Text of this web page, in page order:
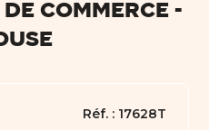
COMMERCE -
Réf. : 17628T